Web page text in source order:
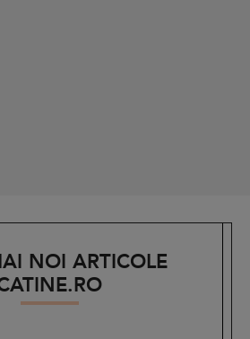
NOI ARTICOLE